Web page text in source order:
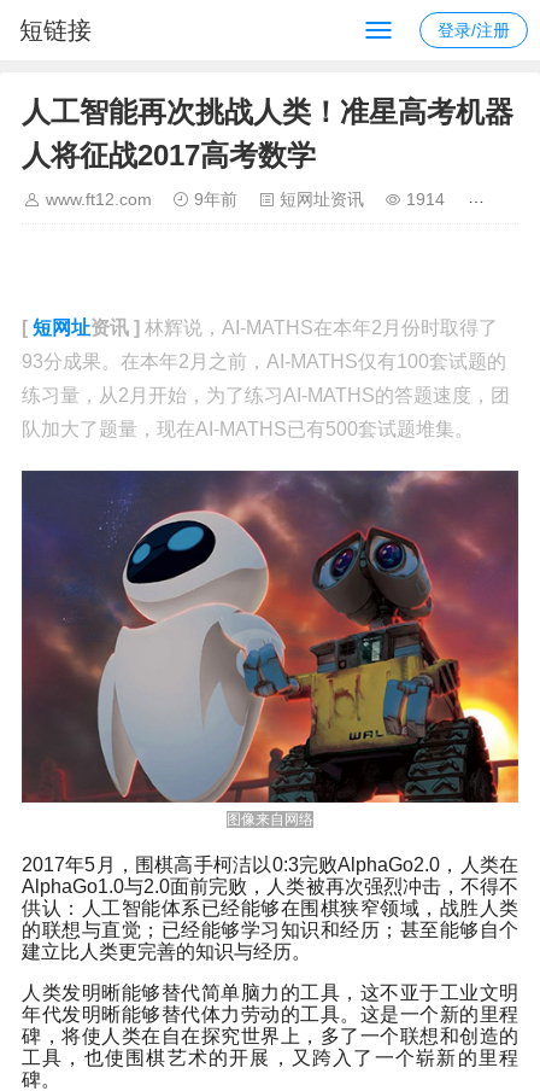
短链接 登录/注册
人工智能再次挑战人类！准星高考机器
人将征战2017高考数学
www.ft12.com 9年前 短网址资讯 1914
[ 短网址资讯 ] 林辉说，AI-MATHS在本年2月份时取得了
93分成果。在本年2月之前，AI-MATHS仅有100套试题的
练习量，从2月开始，为了练习AI-MATHS的答题速度，团
队加大了题量，现在AI-MATHS已有500套试题堆集。
图像来自网络
2017年5月，围棋高手柯洁以0:3完败AlphaGo2.0，人类在
AlphaGo1.0与2.0面前完败，人类被再次强烈冲击，不得不
供认：人工智能体系已经能够在围棋狭窄领域，战胜人类
的联想与直觉；已经能够学习知识和经历；甚至能够自个
建立比人类更完善的知识与经历。
人类发明晰能够替代简单脑力的工具，这不亚于工业文明
年代发明晰能够替代体力劳动的工具。这是一个新的里程
碑，将使人类在自在探究世界上，多了一个联想和创造的
工具，也使围棋艺术的开展，又跨入了一个崭新的里程
碑。